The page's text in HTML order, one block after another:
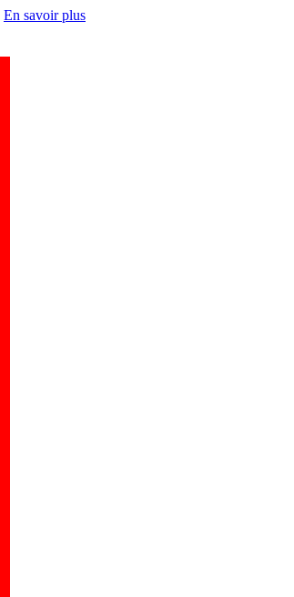
En savoir plus